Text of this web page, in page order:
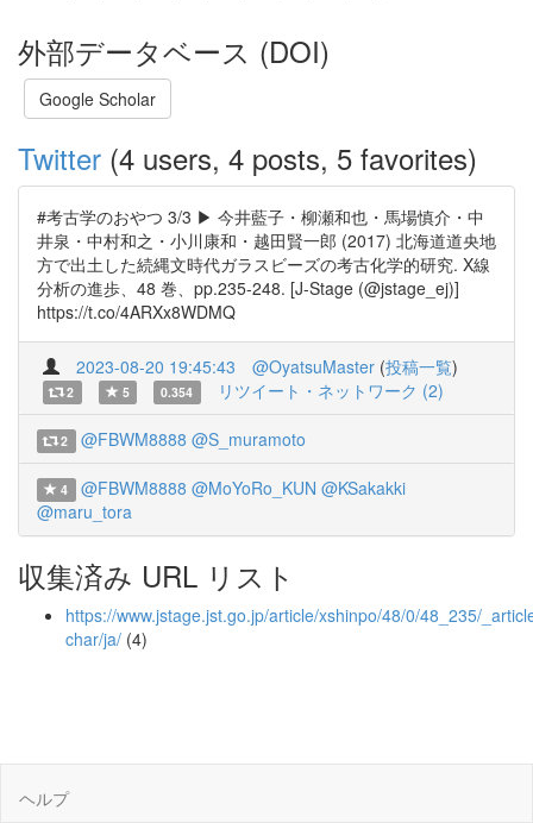
外部データベース (DOI)
Google Scholar
Twitter (4 users, 4 posts, 5 favorites)
#考古学のおやつ 3/3 ▶ 今井藍子・柳瀬和也・馬場慎介・中
井泉・中村和之・小川康和・越田賢一郎 (2017) 北海道道央地
方で出土した続縄文時代ガラスビーズの考古化学的研究. X線
分析の進歩、48 巻、pp.235-248. [J-Stage (@jstage_ej)]
https://t.co/4ARXx8WDMQ
2023-08-20 19:45:43 @OyatsuMaster (投稿一覧)
2 5 0.354 リツイート・ネットワーク (2)
2 @FBWM8888 @S_muramoto
4 @FBWM8888 @MoYoRo_KUN @KSakakki
@maru_tora
収集済み URL リスト
https://www.jstage.jst.go.jp/article/xshinpo/48/0/48_235/
char/ja/ (4)
ヘルプ